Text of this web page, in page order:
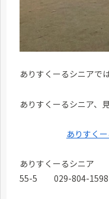
ありすくーるシニアで
ありすくーるシニア、
ありすく
ありすくーるシニア
55-5 029-804-1598